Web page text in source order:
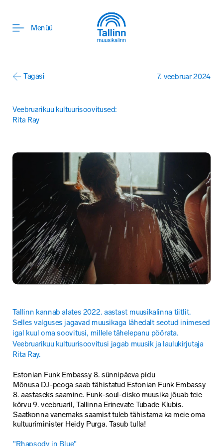
Menüü
7. veebruar 2024
Tagasi
Veebruarikuu kultuurisoovitused:
Rita Ray
Tallinn kannab alates 2022. aastast muusikalinna tiitlit.
Selles valguses jagavad muusikaga lähedalt seotud inimesed
igal kuul oma soovitusi, millele tähelepanu pöörata.
Veebruarikuu kultuurisoovitusi jagab muusik ja laulukirjutaja
Rita Ray.
Estonian Funk Embassy 8. sünnipäeva pidu
Mõnusa DJ-peoga saab tähistatud Estonian Funk Embassy
8. aastaseks saamine. Funk-soul-disko muusika jõuab teie
kõrvu 9. veebruaril, Tallinna Erinevate Tubade Klubis.
Saatkonna vanemaks saamist tuleb tähistama ka meie oma
kultuuriminister Heidy Purga. Tasub tulla!